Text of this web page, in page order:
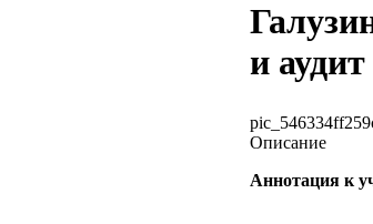
и аудит
Описание
Аннотация к